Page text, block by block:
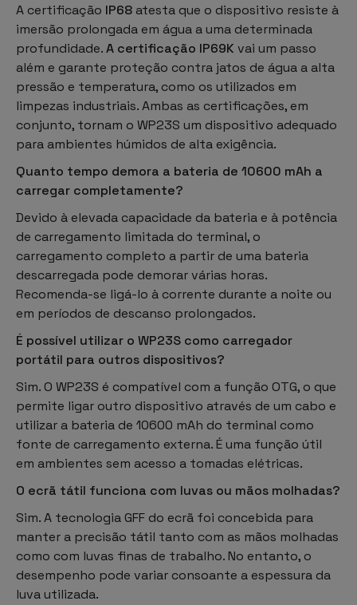
A certificação IP68 atesta que o dispositivo resiste à
imersão prolongada em água a uma determinada
profundidade.A certificação IP69K vai um passo
além e garante proteção contra jatos de água a alta
pressão e temperatura, como os utilizados em
limpezas industriais. Ambas as certificações, em
conjunto, tornam o WP23S um dispositivo adequado
para ambientes húmidos de alta exigência.
Quanto tempo demora a bateria de 10600 mAh a
carregar completamente?
Devido à elevada capacidade da bateria e à potência
de carregamento limitada do terminal, o
carregamento completo a partir de uma bateria
descarregada pode demorar várias horas.
Recomenda-se ligá-lo à corrente durante a noite ou
em períodos de descanso prolongados.
É possível utilizar o WP23S como carregador
portátil para outros dispositivos?
Sim. O WP23S é compatível com a função OTG, o que
permite ligar outro dispositivo através de um cabo e
utilizar a bateria de 10600 mAh do terminal como
fonte de carregamento externa. É uma função útil
em ambientes sem acesso a tomadas elétricas.
O ecrã tátil funciona com luvas ou mãos molhadas?
Sim. A tecnologia GFF do ecrã foi concebida para
manter a precisão tátil tanto com as mãos molhadas
como com luvas finas de trabalho. No entanto, o
desempenho pode variar consoante a espessura da
luva utilizada.